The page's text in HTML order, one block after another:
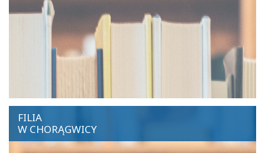
FILIA
W CHORĄGWICY